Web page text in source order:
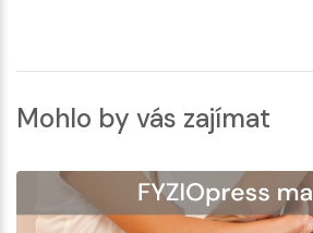
Mohlo by vás zajímat